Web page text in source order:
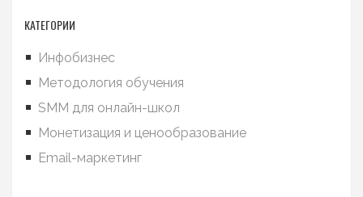
КАТЕГОРИИ
Инфобизнес
Методология обучения
SMM для онлайн-школ
Монетизация и ценообразование
Email-маркетинг